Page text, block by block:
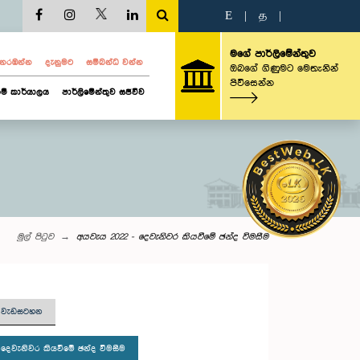
E த
දැනුමට සම්බන්ධ වන්න
කාර්යාලය පාර්ලිමේන්තුව සජීවීව
මගේ පාර්ලිමේන්තුව
ඔබගේ ගිණුමට මෙතැනින්
පිවිසෙන්න
මුල් පිටුව අයවැය 2022 - දෙවැනිවර කියවීමේ ඡන්ද විමසීම
දෙවැනිවර කියවීමේ ඡන්ද විමසීම